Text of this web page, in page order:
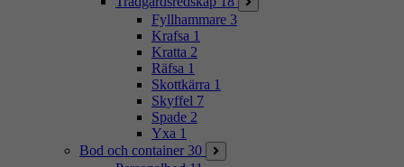
Fyllhammare 3
Krafsa 1
Kratta 2
Räfsa 1
Skottkärra 1
Skyffel 7
Spade 2
Yxa 1
Bod och container 30